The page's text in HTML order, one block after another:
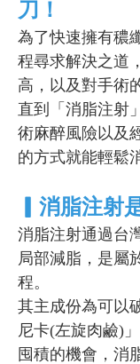
刀！
為了快速擁有穠
程尋求解決之道
高，以及對手術
直到「消脂注射
術麻醉風險以及
的方式就能輕鬆
▎消脂注射
消脂注射通過台
局部減脂，是屬
程。
其主成份為可以
尼卡(左旋肉鹼)
囤積的機會，消